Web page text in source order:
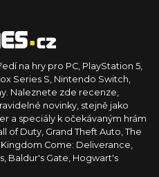
na hry pro PC, PlayStation 5,
Series S, Nintendo Switch,
Naleznete zde recenze,
novinky, stejně jako
a speciály k očekávaným hrám
of Duty, Grand Theft Auto, The
Come: Deliverance,
Baldur's Gate, Hogwart's